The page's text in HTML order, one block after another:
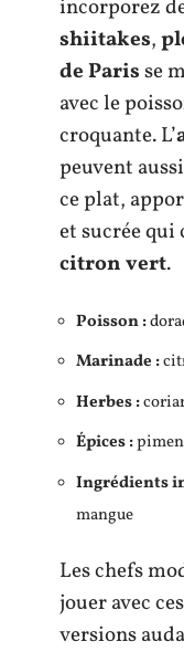
incorporez
shiitakes,
de Parisse
avec le
croquante. L’
peuvent
ce plat,
et sucrée qui
citron vert.
Poisson :
Marinade :
Herbes :
Épices :
Ingrédients
mangue
Les chefs
jouer avec
versions